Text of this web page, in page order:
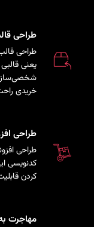
طراحی
طراحی
یعنی
خریدی
طراحی
طراحی
کدنویسی
کردن
مهاجرت